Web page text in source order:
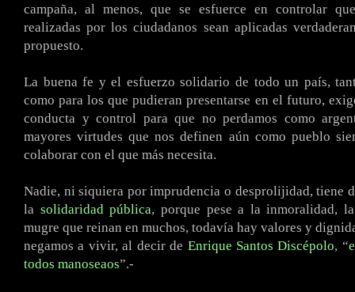
campaña, al menos, que se esfuerce en controlar
realizadas por los ciudadanos sean aplicadas
propuesto.
La buena fe y el esfuerzo solidario de todo un país,
como para los que pudieran presentarse en el futuro,
conducta y control para que no perdamos como
mayores virtudes que nos definen aún como pueblo
colaborar con el que más necesita.
Nadie, ni siquiera por imprudencia o desprolijidad, tiene
la solidaridad pública, porque pese a la inmoralidad,
mugre que reinan en muchos, todavía hay valores y
negamos a vivir, al decir de Enrique Santos Discépolo, “
todos manoseaos”.-